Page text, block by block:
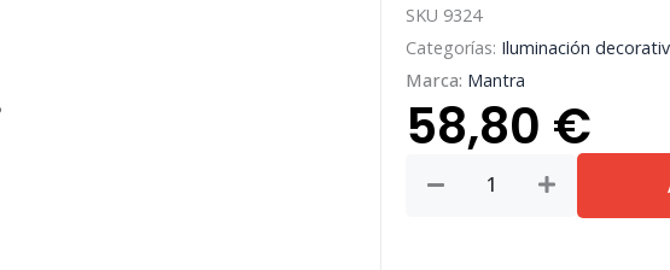
SKU 9324
Categorías: Iluminación
Marca: Mantra
58,80 €
LIGHT